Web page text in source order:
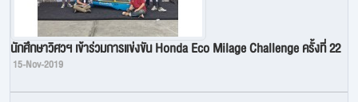
นักศึกษาวิศวฯ เข้าร่วมการแข่งขัน Honda Eco Milage Challenge ครั้งที่ 22
15-Nov-2019